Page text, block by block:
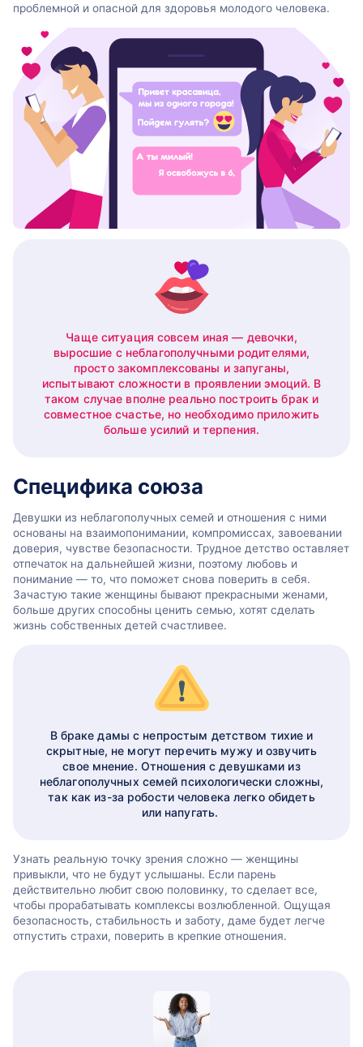
проблемной и опасной для здоровья молодого человека.
Чаще ситуация совсем иная — девочки,
выросшие с неблагополучными родителями,
просто закомплексованы и запуганы,
испытывают сложности в проявлении эмоций. В
таком случае вполне реально построить брак и
совместное счастье, но необходимо приложить
больше усилий и терпения.
Специфика союза
Девушки из неблагополучных семей и отношения с ними
основаны на взаимопонимании, компромиссах, завоевании
доверия, чувстве безопасности. Трудное детство оставляет
отпечаток на дальнейшей жизни, поэтому любовь и
понимание — то, что поможет снова поверить в себя.
Зачастую такие женщины бывают прекрасными женами,
больше других способны ценить семью, хотят сделать
жизнь собственных детей счастливее.
В браке дамы с непростым детством тихие и
скрытные, не могут перечить мужу и озвучить
свое мнение. Отношения с девушками из
неблагополучных семей психологически сложны,
так как из-за робости человека легко обидеть
или напугать.
Узнать реальную точку зрения сложно — женщины
привыкли, что не будут услышаны. Если парень
действительно любит свою половинку, то сделает все,
чтобы прорабатывать комплексы возлюбленной. Ощущая
безопасность, стабильность и заботу, даме будет легче
отпустить страхи, поверить в крепкие отношения.